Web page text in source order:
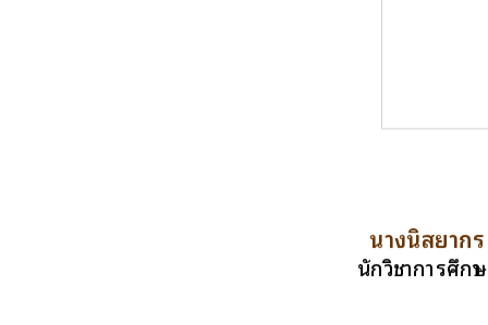
นางนิสยาก
นักวิชาการศึกษ